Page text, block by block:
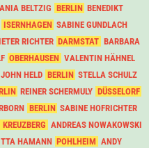
BELTZIG BERLIN BENEDIKT
ISERNHAGEN SABINE GUNDLACH
RICHTER DARMSTAT BARBARA
OBERHAUSEN VALENTIN HÄHNEL
JOHN HELD BERLIN STELLA SCHULZ
REINER SCHERMULY DÜSSELORF
BERLIN SABINE HOFRICHTER
ANDREAS NOWAKOWSKI
HAMANN POHLHEIM ANDY